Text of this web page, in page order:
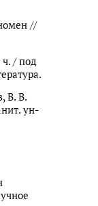
//
ч. / под
В. В.
ун-